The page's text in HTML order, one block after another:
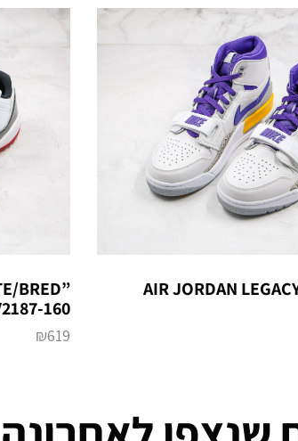
AIR JORDAN
BRED”
160
₪619